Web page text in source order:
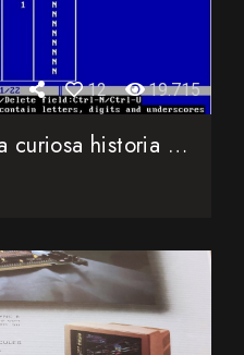
12 19.715
El mítico dBASE, y la curiosa historia del dBASE I que nunc...